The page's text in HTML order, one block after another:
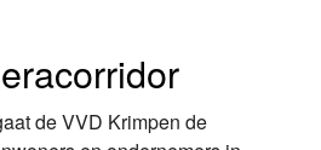
de VVD Krimpen de